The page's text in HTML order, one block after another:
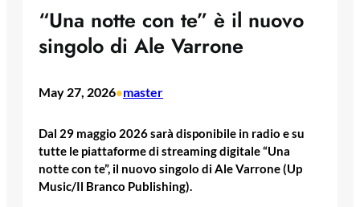
“Una notte con te” è il nuovo
singolo di Ale Varrone
May 27, 2026•master
Dal 29 maggio 2026 sarà disponibile in radio e su
tutte le piattaforme di streaming digitale “Una
notte con te”, il nuovo singolo di Ale Varrone (Up
Music/Il Branco Publishing).